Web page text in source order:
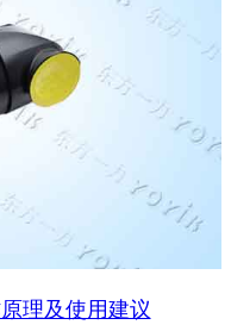
理及使用建议